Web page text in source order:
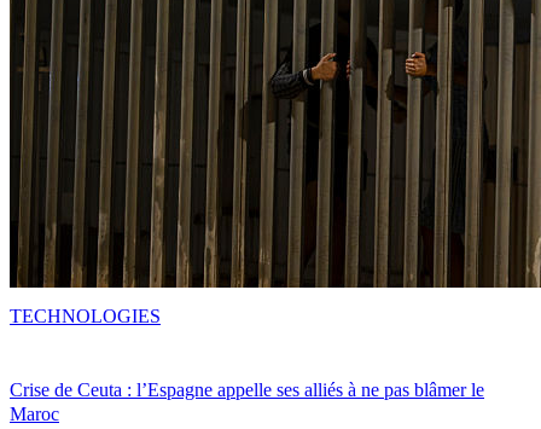
Crise de Ceuta : l’Espagne appelle ses alliés à ne pas blâmer le
Maroc
TECHNOLOGIES